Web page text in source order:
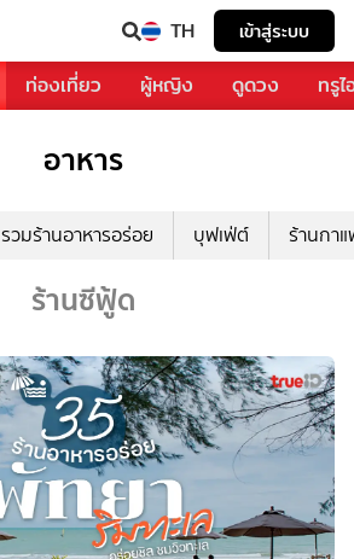
TH เข้าสู่ระบบ
ท่องเที่ยว ผู้หญิง ดูดวง ทรู
อาหาร
รวมร้านอาหารอร่อย บุฟเฟ่ต์ ร้านกา
ร้านซีฟู้ด